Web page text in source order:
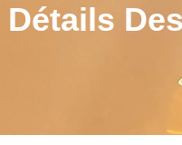
Détails